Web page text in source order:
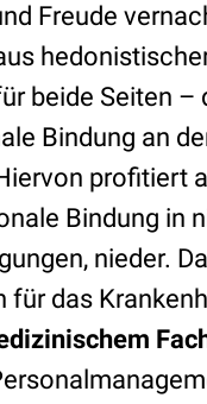
Freude
beide Seiten
Bindung an
profitiert
Bindung in
nieder.
für das